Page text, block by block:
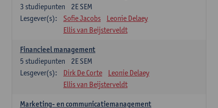
2E SEM
3 studiepunten
Lesgever(s):
Sofie Jacobs
Leonie Delaey
Ellis van Beijsterveldt
Financieel management
2E SEM
5 studiepunten
Lesgever(s):
Dirk De Corte
Leonie Delaey
Ellis van Beijsterveldt
Marketing- en communicatiemanagement